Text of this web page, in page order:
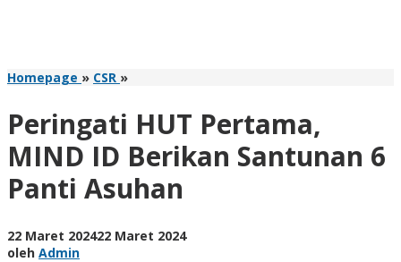
Homepage » CSR »Peringati
Pertama,
MIND
ID
Berikan
Santunan
6
Asuhan
Peringati HUT Pertama,
MIND ID Berikan Santunan 6
Panti Asuhan
22 Maret 202422 Maret 2024oleh
oleh Admin